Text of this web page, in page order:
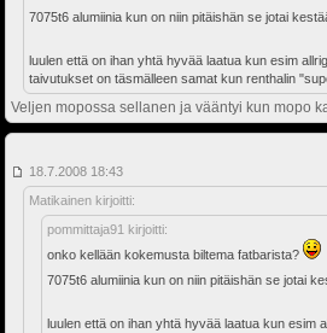
7075t6 alumiinia kun on niin pitäishän se jotai
luulen että on ihan yhtä hyvää laatua kun esim
taivutukset on täsmälleen samat kun renthalin
Veljen mopossa sellanen ja vääntyi kun mopo
18.7.2008 18:43
Matikainen kirjoitti:
pommittaja91 kirjoitti:
onko kellään kokemusta biltema fatbarista?
7075t6 alumiinia kun on niin pitäishän se jotai
luulen että on ihan yhtä hyvää laatua kun esim